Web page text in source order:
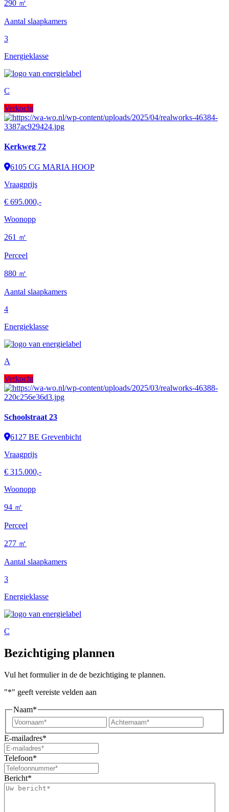
290 ㎡
Aantal slaapkamers
3
Energieklasse
C
Verkocht
Kerkweg 72
6105 CG MARIA HOOP
Vraagprijs
€ 695.000,-
Woonopp
261 ㎡
Perceel
880 ㎡
Aantal slaapkamers
4
Energieklasse
A
Verkocht
Schoolstraat 23
6127 BE Grevenbicht
Vraagprijs
€ 315.000,-
Woonopp
94 ㎡
Perceel
277 ㎡
Aantal slaapkamers
3
Energieklasse
C
Bezichtiging plannen
Vul het formulier in de de bezichtiging te plannen.
"*" geeft vereiste velden aan
Naam*
Voornaam*
E-mailadres*
Telefoon*
Bericht*